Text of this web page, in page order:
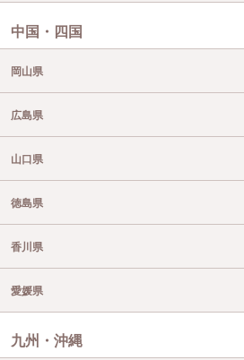
中国・四国
岡山県
広島県
山口県
徳島県
香川県
愛媛県
九州・沖縄